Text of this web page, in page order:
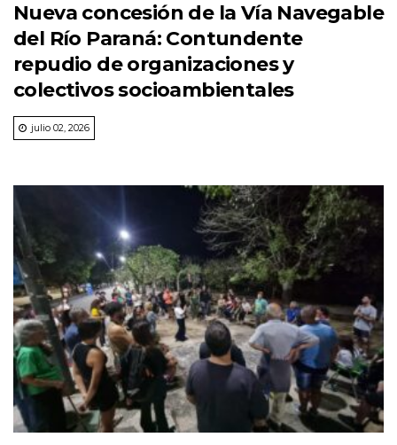
Nueva concesión de la Vía Navegable
del Río Paraná: Contundente
repudio de organizaciones y
colectivos socioambientales
julio 02, 2026